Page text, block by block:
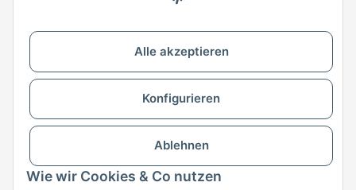
Alle akzeptieren
Konfigurieren
Ablehnen
Wie wir Cookies & Co nutzen
Zu MEGAZOO-nord.de wechseln
Versandpartner & Zahlungsmöglichkeiten